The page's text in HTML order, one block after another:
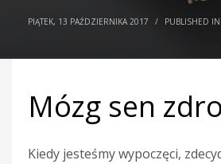
PIĄTEK, 13 PAŹDZIERNIKA 2017 / PUBLISHED IN
Mózg sen
Kiedy jesteśmy wypoczęci,